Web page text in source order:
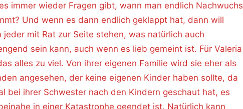
immer wieder Fragen gibt, wann man endlich Nachwuchs
Und wenn es dann endlich geklappt hat, dann will
jeder mit Rat zur Seite stehen, was natürlich auch
sein kann, auch wenn es lieb gemeint ist. Für Valeria
alles zu viel. Von ihrer eigenen Familie wird sie eher als
angesehen, der keine eigenen Kinder haben sollte, da
bei ihrer Schwester nach den Kindern geschaut hat, es
in einer Katastrophe geendet ist. Natürlich kann